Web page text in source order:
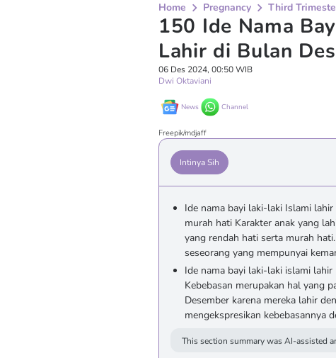
Home Pregnancy Third
150 Ide Nama
Lahir di Bulan
06 Des 2024, 00:50 WIB
Dwi Oktaviani
News Channel
Freepik/mdjaff
Intinya Sih
Ide nama bayi laki-laki Islami
murah hati Karakter anak yang
yang rendah hati serta murah
seseorang yang mempunyai
Ide nama bayi laki-laki islami
Kebebasan merupakan hal yang
Desember karena mereka lahir
mengekspresikan kebebasannya
This section summary was AI-assisted